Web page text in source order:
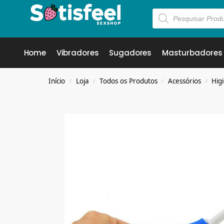
Home Vibradores Sugadores Masturbadores
Início / Loja / Todos os Produtos / Acessórios /